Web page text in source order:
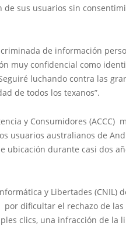
de sus usuarios sin
de información
muy confidencial como
luchando contra las
de todos los texanos”.
y Consumidores (ACCC)
usuarios australianos de
ubicación durante casi dos
y Libertades (CNIL)
dificultar el rechazo de
clics, una infracción de la